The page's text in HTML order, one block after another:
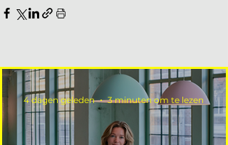
4 dagen geleden 3 minuten om te lezen